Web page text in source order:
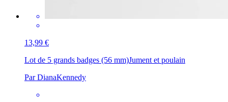
13,99 €
Lot de 5 grands badges (56 mm)Jument et poulain
Par DianaKennedy